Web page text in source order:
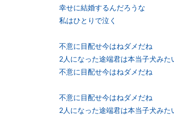
幸せに結婚するんだろうな
私はひとりで泣く
不意に目配せ今はねダメだね
2人になった途端君は本当子犬みた
不意に目配せ今はねダメだね
不意に目配せ今はねダメだね
2人になった途端君は本当子犬みた